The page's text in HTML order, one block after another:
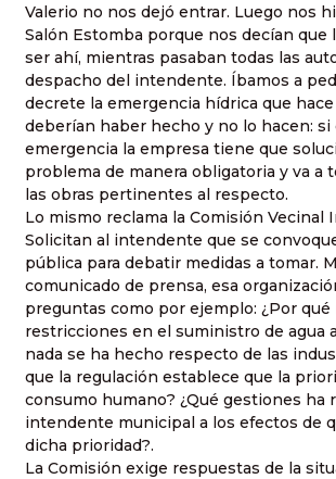
Valerio no nos dejó entrar. Luego nos
Salón Estomba porque nos decían que
ser ahí, mientras pasaban todas las
despacho del intendente. Íbamos a
decrete la emergencia hídrica que
deberían haber hecho y no lo hacen: si
emergencia la empresa tiene que
problema de manera obligatoria y va a
las obras pertinentes al respecto.
Lo mismo reclama la Comisión Vecinal
Solicitan al intendente que se
pública para debatir medidas a tomar.
comunicado de prensa, esa
preguntas como por ejemplo: ¿Por
restricciones en el suministro de agua
nada se ha hecho respecto de las
que la regulación establece que la
consumo humano? ¿Qué gestiones ha
intendente municipal a los efectos de
dicha prioridad?.
La Comisión exige respuestas de la